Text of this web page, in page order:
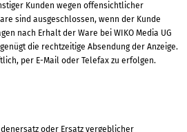
Kunden wegen offensichtlicher
sind ausgeschlossen, wenn der Kunde
nach Erhalt der Ware bei WIKO Media UG
die rechtzeitige Absendung der Anzeige.
per E-Mail oder Telefax zu erfolgen.
oder Ersatz vergeblicher